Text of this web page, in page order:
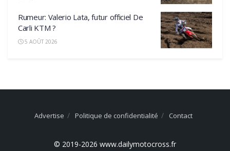
Rumeur: Valerio Lata, futur officiel De
Carli KTM ?
5 AOÛT 2026
Advertise Politique de confidentialité Contact
© 2019-2026 www.dailymotocross.fr